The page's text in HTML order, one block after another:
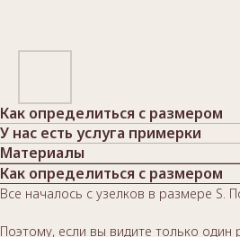
Как определиться с размером
У нас есть услуга примерки
Материалы
Как определиться с размером
Все началось с узелков в размере
Поэтому, если вы видите только один